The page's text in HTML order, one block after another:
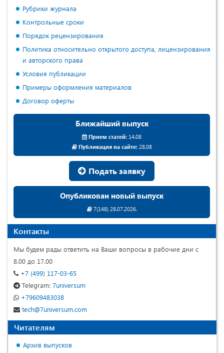
Рубрики журнала
Контрольные сроки
Порядок рецензирования
Политика относительно открытого доступа, лицензирования
и авторского права
Условия публикации
Примеры оформления материалов
Договор оферты
Ближайший выпуск
Прием статей: 14.08
Публикация на сайте:28.08
Подать заявку
Опубликован новый выпуск
7(148) 28.07.2026.
Контакты
Мы будем рады ответить на Ваши вопросы в рабочие дни с
8.00 до 17.00
+7 (499) 117-03-65
Telegram: 7universum
+79609483038
tech@7universum.com
Читателям
Архив выпусков